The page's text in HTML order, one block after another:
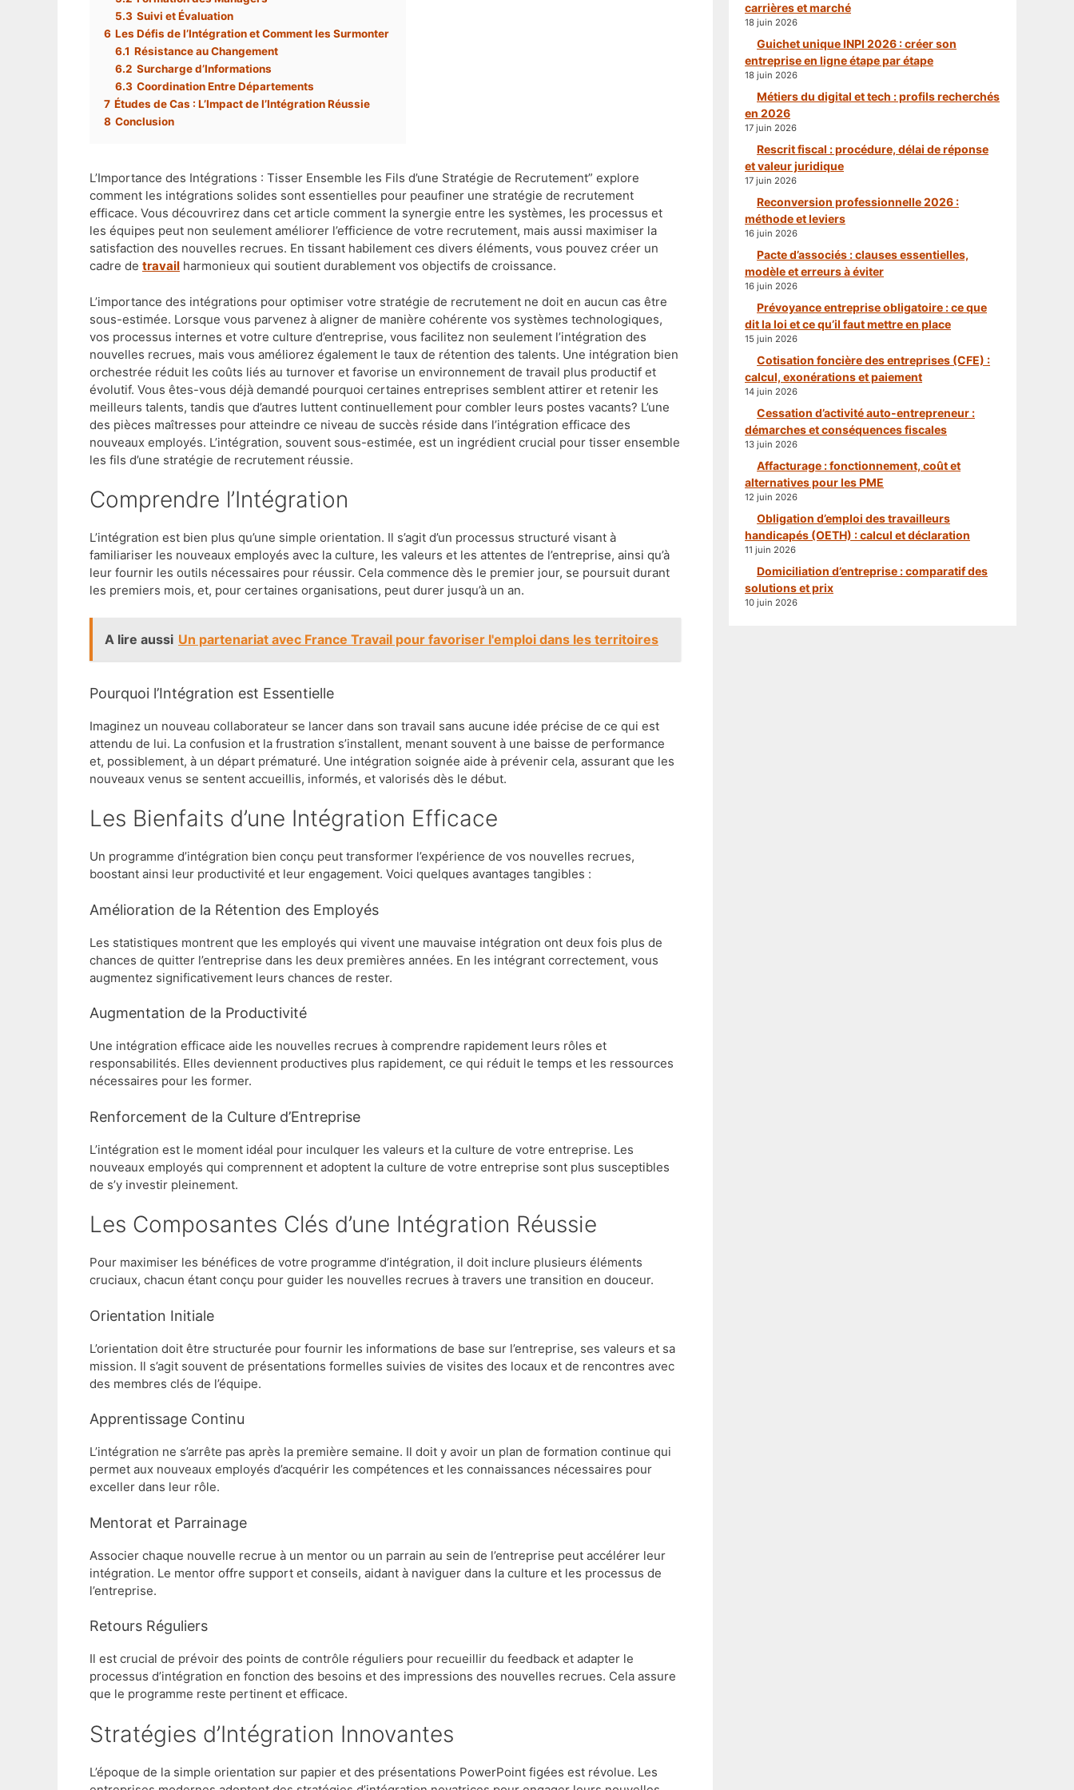
5.3 Suivi et Évaluation
6 Les Défis de l’Intégration et Comment les Surmonter
6.1 Résistance au Changement
6.2 Surcharge d’Informations
6.3 Coordination Entre Départements
7 Études de Cas : L’Impact de l’Intégration Réussie
8 Conclusion
L’Importance des Intégrations : Tisser Ensemble les Fils d’une Stratégie de Recrutement” explore
comment les intégrations solides sont essentielles pour peaufiner une stratégie de recrutement
efficace. Vous découvrirez dans cet article comment la synergie entre les systèmes, les processus et
les équipes peut non seulement améliorer l’efficience de votre recrutement, mais aussi maximiser la
satisfaction des nouvelles recrues. En tissant habilement ces divers éléments, vous pouvez créer un
cadre de travail harmonieux qui soutient durablement vos objectifs de croissance.
L’importance des intégrations pour optimiser votre stratégie de recrutement ne doit en aucun cas être
sous-estimée. Lorsque vous parvenez à aligner de manière cohérente vos systèmes technologiques,
vos processus internes et votre culture d’entreprise, vous facilitez non seulement l’intégration des
nouvelles recrues, mais vous améliorez également le taux de rétention des talents. Une intégration bien
orchestrée réduit les coûts liés au turnover et favorise un environnement de travail plus productif et
évolutif. Vous êtes-vous déjà demandé pourquoi certaines entreprises semblent attirer et retenir les
meilleurs talents, tandis que d’autres luttent continuellement pour combler leurs postes vacants? L’une
des pièces maîtresses pour atteindre ce niveau de succès réside dans l’intégration efficace des
nouveaux employés. L’intégration, souvent sous-estimée, est un ingrédient crucial pour tisser ensemble
les fils d’une stratégie de recrutement réussie.
Comprendre l’Intégration
L’intégration est bien plus qu’une simple orientation. Il s’agit d’un processus structuré visant à
familiariser les nouveaux employés avec la culture, les valeurs et les attentes de l’entreprise, ainsi qu’à
leur fournir les outils nécessaires pour réussir. Cela commence dès le premier jour, se poursuit durant
les premiers mois, et, pour certaines organisations, peut durer jusqu’à un an.
A lire aussi Un partenariat avec France Travail pour favoriser l'emploi dans les territoires
Pourquoi l’Intégration est Essentielle
Imaginez un nouveau collaborateur se lancer dans son travail sans aucune idée précise de ce qui est
attendu de lui. La confusion et la frustration s’installent, menant souvent à une baisse de performance
et, possiblement, à un départ prématuré. Une intégration soignée aide à prévenir cela, assurant que les
nouveaux venus se sentent accueillis, informés, et valorisés dès le début.
Les Bienfaits d’une Intégration Efficace
Un programme d’intégration bien conçu peut transformer l’expérience de vos nouvelles recrues,
boostant ainsi leur productivité et leur engagement. Voici quelques avantages tangibles :
Amélioration de la Rétention des Employés
Les statistiques montrent que les employés qui vivent une mauvaise intégration ont deux fois plus de
chances de quitter l’entreprise dans les deux premières années. En les intégrant correctement, vous
augmentez significativement leurs chances de rester.
Augmentation de la Productivité
Une intégration efficace aide les nouvelles recrues à comprendre rapidement leurs rôles et
responsabilités. Elles deviennent productives plus rapidement, ce qui réduit le temps et les ressources
nécessaires pour les former.
Renforcement de la Culture d’Entreprise
L’intégration est le moment idéal pour inculquer les valeurs et la culture de votre entreprise. Les
nouveaux employés qui comprennent et adoptent la culture de votre entreprise sont plus susceptibles
de s’y investir pleinement.
Les Composantes Clés d’une Intégration Réussie
Pour maximiser les bénéfices de votre programme d’intégration, il doit inclure plusieurs éléments
cruciaux, chacun étant conçu pour guider les nouvelles recrues à travers une transition en douceur.
Orientation Initiale
L’orientation doit être structurée pour fournir les informations de base sur l’entreprise, ses valeurs et sa
mission. Il s’agit souvent de présentations formelles suivies de visites des locaux et de rencontres avec
des membres clés de l’équipe.
Apprentissage Continu
L’intégration ne s’arrête pas après la première semaine. Il doit y avoir un plan de formation continue qui
permet aux nouveaux employés d’acquérir les compétences et les connaissances nécessaires pour
exceller dans leur rôle.
Mentorat et Parrainage
Associer chaque nouvelle recrue à un mentor ou un parrain au sein de l’entreprise peut accélérer leur
intégration. Le mentor offre support et conseils, aidant à naviguer dans la culture et les processus de
l’entreprise.
Retours Réguliers
Il est crucial de prévoir des points de contrôle réguliers pour recueillir du feedback et adapter le
processus d’intégration en fonction des besoins et des impressions des nouvelles recrues. Cela assure
que le programme reste pertinent et efficace.
Stratégies d’Intégration Innovantes
L’époque de la simple orientation sur papier et des présentations PowerPoint figées est révolue. Les
carrières et marché
18 juin 2026
Guichet unique INPI 2026 : créer son
entreprise en ligne étape par étape
18 juin 2026
Métiers du digital et tech : profils recherchés
en 2026
17 juin 2026
Rescrit fiscal : procédure, délai de réponse
et valeur juridique
17 juin 2026
Reconversion professionnelle 2026 :
méthode et leviers
16 juin 2026
Pacte d’associés : clauses essentielles,
modèle et erreurs à éviter
16 juin 2026
Prévoyance entreprise obligatoire : ce que
dit la loi et ce qu’il faut mettre en place
15 juin 2026
Cotisation foncière des entreprises (CFE) :
calcul, exonérations et paiement
14 juin 2026
Cessation d’activité auto-entrepreneur :
démarches et conséquences fiscales
13 juin 2026
Affacturage : fonctionnement, coût et
alternatives pour les PME
12 juin 2026
Obligation d’emploi des travailleurs
handicapés (OETH) : calcul et déclaration
11 juin 2026
Domiciliation d’entreprise : comparatif des
solutions et prix
10 juin 2026